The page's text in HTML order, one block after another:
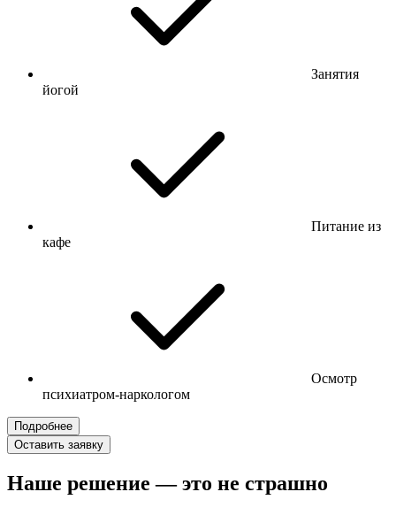
Занятия
йогой
Питание из
кафе
Осмотр
психиатром-наркологом
Подробнее
Оставить заявку
Наше решение — это не страшно